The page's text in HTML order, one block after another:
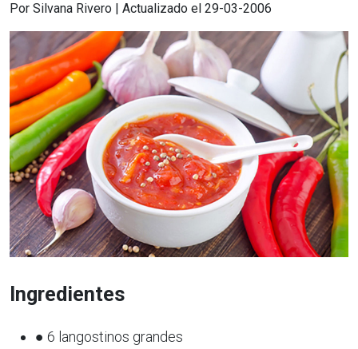
Por Silvana Rivero | Actualizado el 29-03-2006
Ingredientes
● 6 langostinos grandes